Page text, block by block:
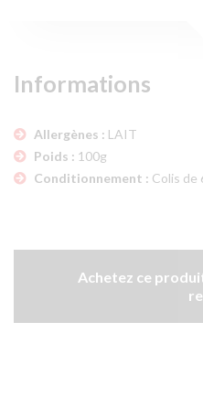
Informations
Allergènes : LAIT
Poids : 100g
Conditionnement : Colis de
Achetez ce